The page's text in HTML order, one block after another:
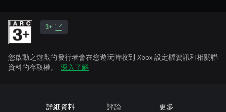
3+
您啟動之遊戲的發行者會在您遊玩時收到 Xbox 設定檔資訊和相關聯
資料的存取權。
深入了解
詳細資料 評論 更多